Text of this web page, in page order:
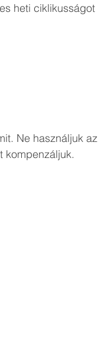
heti ciklikusságot
Ne használjuk az
kompenzáljuk.